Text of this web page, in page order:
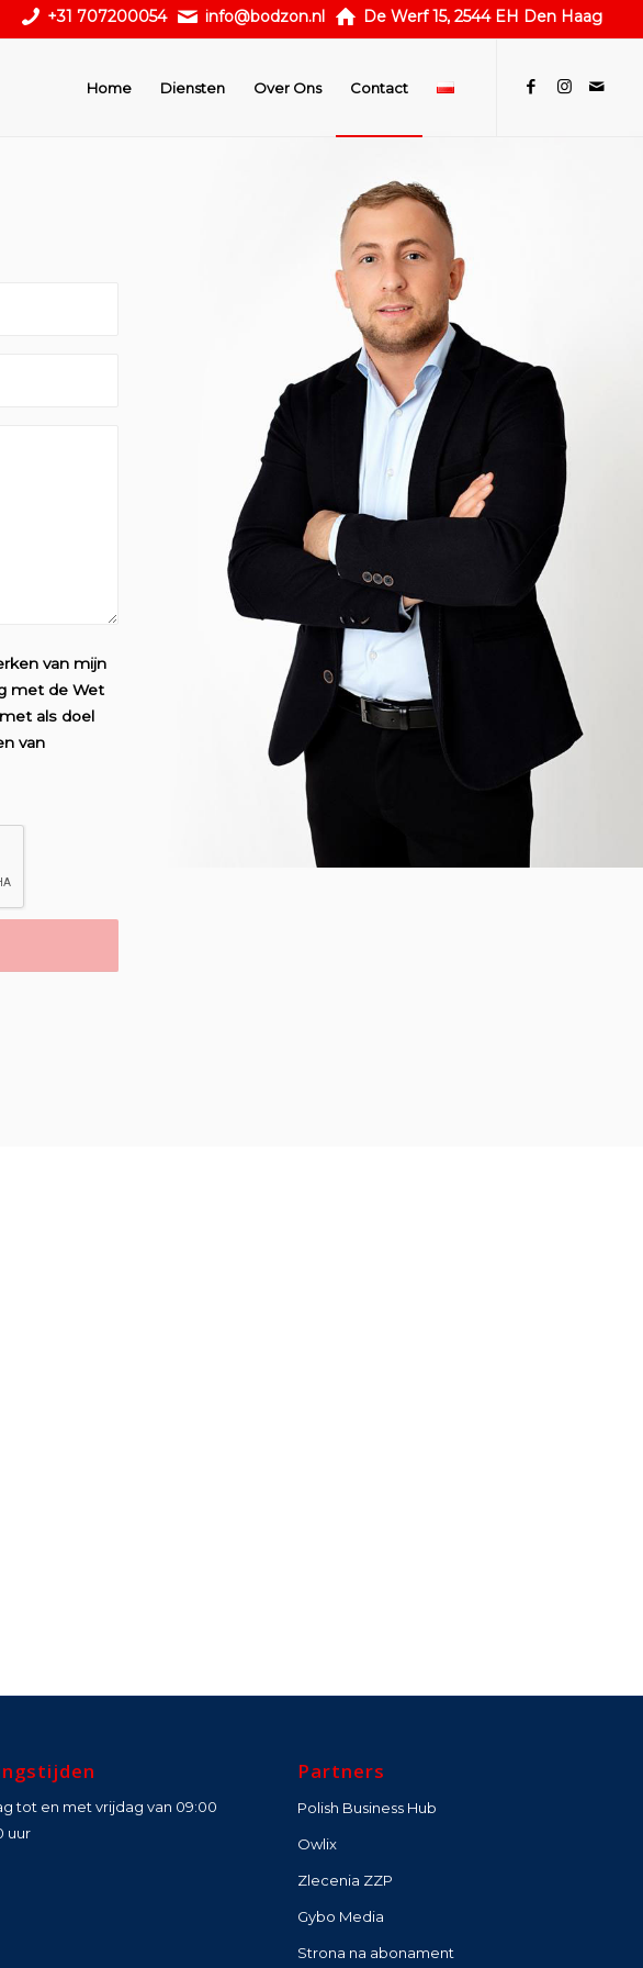
+31 707200054 info@bodzon.nl De Werf 15, 2544 EH Den Haag
Home Diensten Over Ons Contact
van mijn
met de Wet
als doel
van
tot en met vrijdag van 09:00
uur
Partners
Polish Business Hub
Owlix
Zlecenia ZZP
Gybo Media
Strona na abonament